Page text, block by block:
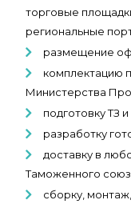
торговые
региональные
размещение
комплектацию
Министерства
подготовку ТЗ
разработку
доставку в
Таможенного
сборку,